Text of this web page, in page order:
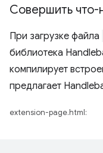
Совершить что-
При загрузке файла
библиотека
компилирует
предлагает
extension-page.html: